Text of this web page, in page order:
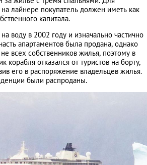
лайнере покупатель должен иметь как
капитала.
воду в 2002 году и изначально частично
апартаментов была продана, однако
всех собственников жилья, поэтому в
корабля отказался от туристов на борту,
его в распоряжение владельцев жилья.
были распроданы.